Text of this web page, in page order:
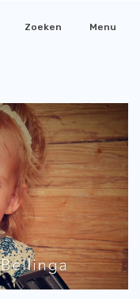
Zoeken Menu